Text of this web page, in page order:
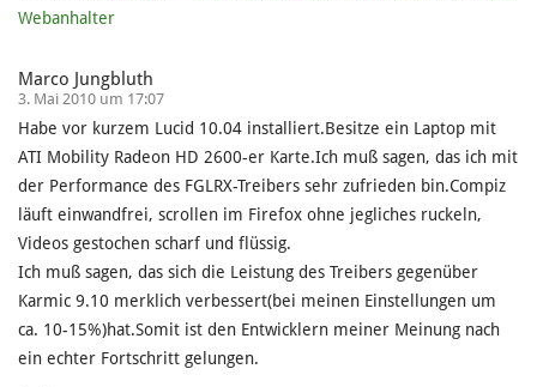
Webanhalter
Marco Jungbluth
3. Mai 2010 um 17:07
Habe vor kurzem Lucid 10.04 installiert.Besitze ein Laptop mit
ATI Mobility Radeon HD 2600-er Karte.Ich muß sagen, das ich mit
der Performance des FGLRX-Treibers sehr zufrieden bin.Compiz
läuft einwandfrei, scrollen im Firefox ohne jegliches ruckeln,
Videos gestochen scharf und flüssig.
Ich muß sagen, das sich die Leistung des Treibers gegenüber
Karmic 9.10 merklich verbessert(bei meinen Einstellungen um
ca. 10-15%)hat.Somit ist den Entwicklern meiner Meinung nach
ein echter Fortschritt gelungen.